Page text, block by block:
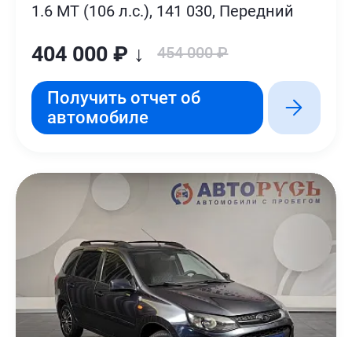
1.6 MT (106 л.с.), 141 030, Передний
404 000 ₽ ↓ 454 000 ₽
Получить отчет об
автомобиле